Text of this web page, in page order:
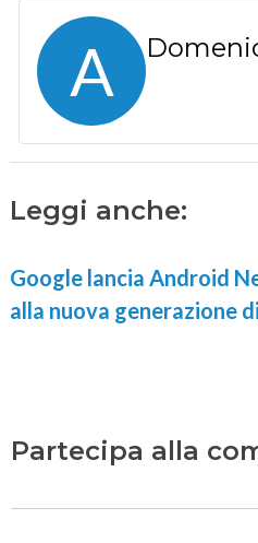
A
Leggi anche:
Google lancia Android
alla nuova generazione
Partecipa alla